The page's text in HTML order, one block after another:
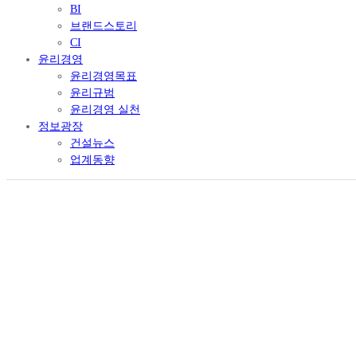
BI
브랜드스토리
CI
윤리경영
윤리경영목표
윤리규범
윤리경영 실천
정보광장
건설뉴스
업계동향